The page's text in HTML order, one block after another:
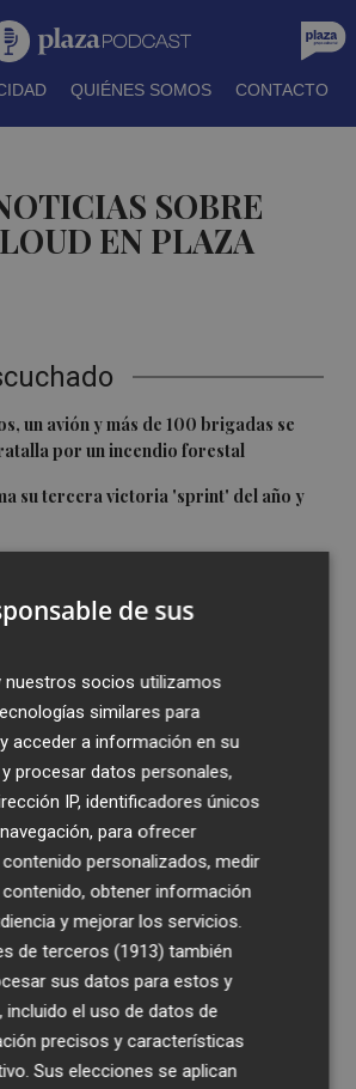
QUIÉNES SOMOS CONTACTO
SOBRE
EN PLAZA
un avión y más de 100 brigadas se
por un incendio forestal
su tercera victoria 'sprint' del año y
I
humana de cariño y reivindicación se
en las playas por el Mar Menor
la actualidad de
en tu correo
suscribirme
de sus
nuestros socios utilizamos
similares para
acceder a información en su
procesar datos personales,
IP, identificadores únicos
para ofrecer
personalizados, medir
obtener información
y mejorar los servicios.
de terceros (1913) también
sus datos para estos y
incluido el uso de datos de
precisos y características
Sus elecciones se aplican